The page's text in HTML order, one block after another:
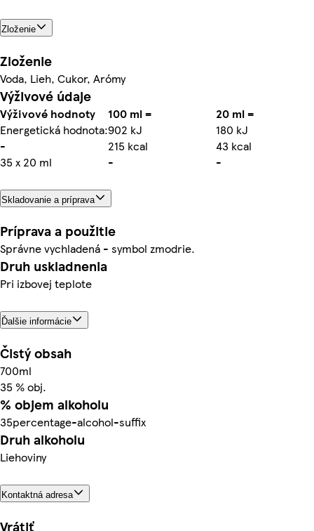
Zloženie
Zloženie
Voda, Lieh, Cukor, Arómy
Výživové údaje
Výživové hodnoty 100 ml =
20 ml =
Energetická hodnota:902 kJ
180 kJ
-
215 kcal
43 kcal
35 x 20 ml
- -
Skladovanie a príprava
Príprava a použitie
Správne vychladená - symbol zmodrie.
Druh uskladnenia
Pri izbovej teplote
Ďalšie informácie
Čistý obsah
700ml
35 % obj.
% objem alkoholu
35percentage-alcohol-suffix
Druh alkoholu
Liehoviny
Kontaktná adresa
Vrátiť